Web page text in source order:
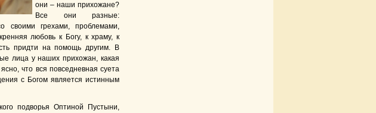
они – наши прихожане?
Все они разные:
грехами, проблемами,
любовь к Богу, к храму, к
придти на помощь другим. В
лица у наших прихожан, какая
что вся повседневная суета
с Богом является истинным
подворья Оптиной Пустыни,